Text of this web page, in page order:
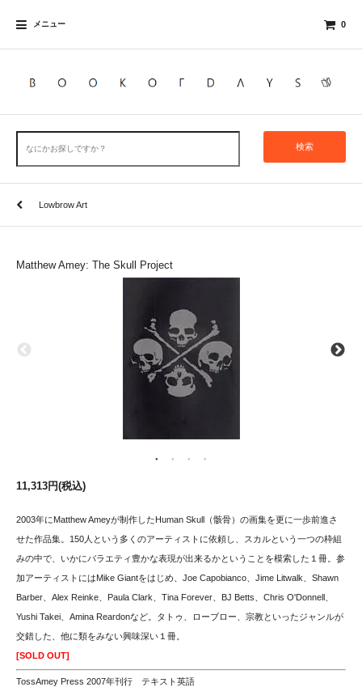
メニュー 0
検索
Lowbrow Art
Matthew Amey: The Skull Project
11,313円(税込)
2003年にMatthew Ameyが制作したHuman Skull（骸骨）の画集を更に一歩前進さ
せた作品集。150人という多くのアーティストに依頼し、スカルという一つの枠組
みの中で、いかにバラエティ豊かな表現が出来るかということを模索した１冊。参
加アーティストにはMike Giantをはじめ、Joe Capobianco、Jime Litwalk、Shawn
Barber、Alex Reinke、Paula Clark、Tina Forever、BJ Betts、Chris O'Donnell、
Yushi Takei、Amina Reardonなど。タトゥ、ローブロー、宗教といったジャンルが
交錯した、他に類をみない興味深い１冊。
[SOLD OUT]
TossAmey Press 2007年刊行 テキスト英語